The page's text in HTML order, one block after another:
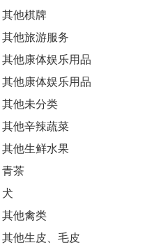
其他棋牌
其他旅游服务
其他康体娱乐用品
其他康体娱乐用品
其他未分类
其他辛辣蔬菜
其他生鲜水果
青茶
犬
其他禽类
其他生皮、毛皮